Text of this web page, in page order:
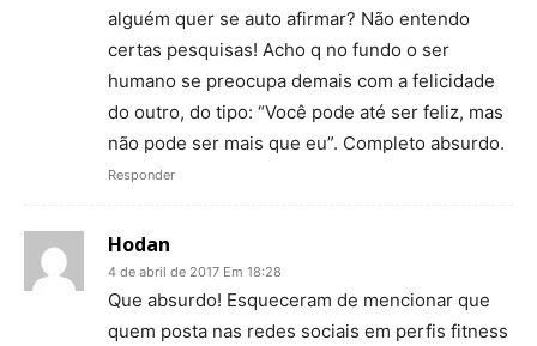
alguém quer se auto afirmar? Não entendo
certas pesquisas! Acho q no fundo o ser
humano se preocupa demais com a felicidade
do outro, do tipo: “Você pode até ser feliz, mas
não pode ser mais que eu”. Completo absurdo.
Responder
Hodan
4 de abril de 2017 Em 18:28
Que absurdo! Esqueceram de mencionar que
quem posta nas redes sociais em perfis fitness